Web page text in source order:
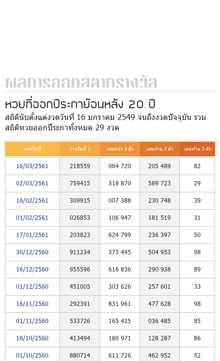
ผลการออกสลากรางวัล
หวยที่ออกปีระกาย้อนหลัง 20 ปี
สถิตินับตั้งแต่งวดวันที่ 16 มกราคม 2549 จนถึงงวดปัจจุบัน รวม
สถิติหวยออกปีระกาทั้งหมด 29 งวด
งวดวันที่ รางวัลที่ 1 เลขหน้า 3 ตัว เลขท้าย 3 ตัว เลขท้าย 2 ตัว
16/03/2561 218559 064 720 205 489 82
02/03/2561 759415 318 870 589 723 29
16/02/2561 309915 007 388 230 748 39
01/02/2561 026853 106 947 181 519 31
17/01/2561 203823 624 799 236 397 50
30/12/2560 911234 373 495 504 953 98
16/12/2560 955596 616 836 290 938 89
01/12/2560 451005 303 626 257 601 33
16/11/2560 292391 831 961 477 628 98
01/11/2560 533726 165 425 036 485 85
16/10/2560 413494 180 971 128 287 86
01/10/2560 880714 611 726 462 952 52